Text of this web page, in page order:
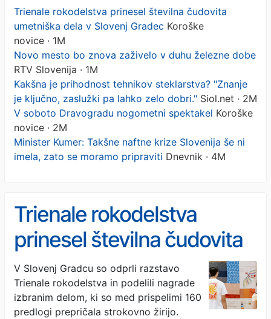
Trienale rokodelstva prinesel številna čudovita
umetniška dela v Slovenj Gradec Koroške
novice · 1M
Novo mesto bo znova zaživelo v duhu železne dobe
RTV Slovenija · 1M
Kakšna je prihodnost tehnikov steklarstva? "Znanje
je ključno, zaslužki pa lahko zelo dobri." Siol.net · 2M
V soboto Dravogradu nogometni spektakel Koroške
novice · 2M
Minister Kumer: Takšne naftne krize Slovenija še ni
imela, zato se moramo pripraviti Dnevnik · 4M
Trienale rokodelstva
prinesel številna čudovita
umetniška dela v Slovenj
Gradec
V Slovenj Gradcu so odprli razstavo
Trienale rokodelstva in podelili nagrade
izbranim delom, ki so med prispelimi 160
predlogi prepričala strokovno žirijo.